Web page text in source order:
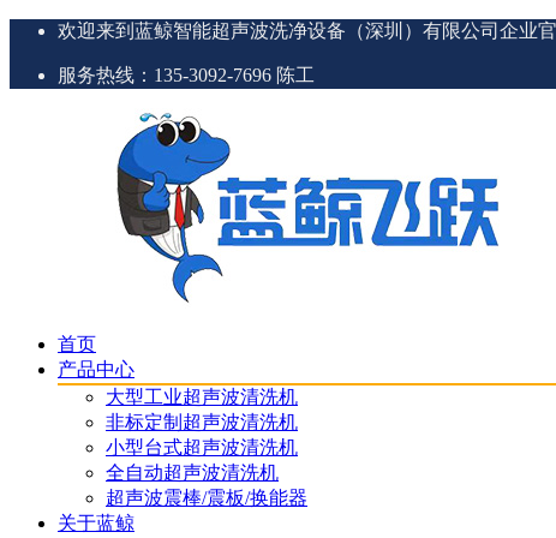
欢迎来到蓝鲸智能超声波洗净设备（深圳）有限公司企业
服务热线：135-3092-7696 陈工
首页
产品中心
大型工业超声波清洗机
非标定制超声波清洗机
小型台式超声波清洗机
全自动超声波清洗机
超声波震棒/震板/换能器
关于蓝鲸